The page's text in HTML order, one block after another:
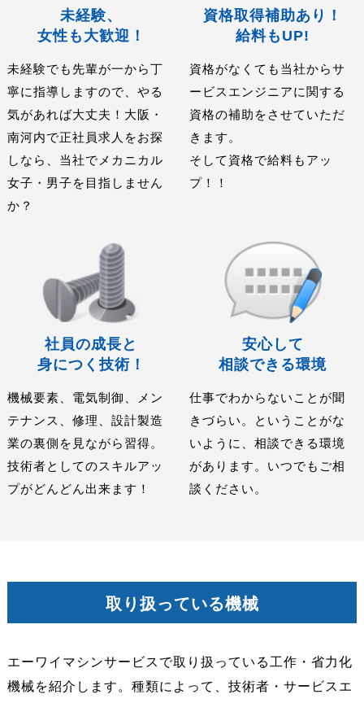
未経験、
女性も大歓迎！
未経験でも先輩が一から丁
寧に指導しますので、やる
気があれば大丈夫！大阪・
南河内で正社員求人をお探
しなら、当社でメカニカル
女子・男子を目指しません
か？
資格取得補助あり！
給料もUP!
資格がなくても当社からサ
ービスエンジニアに関する
資格の補助をさせていただ
きます。
そして資格で給料もアッ
プ！！
社員の成長と
身につく技術！
機械要素、電気制御、メン
テナンス、修理、設計製造
業の裏側を見ながら習得。
技術者としてのスキルアッ
プがどんどん出来ます！
安心して
相談できる環境
仕事でわからないことが聞
きづらい。ということがな
いように、相談できる環境
があります。いつでもご相
談ください。
取り扱っている機械
エーワイマシンサービスで取り扱っている工作・省力化
機械を紹介します。種類によって、技術者・サービスエ